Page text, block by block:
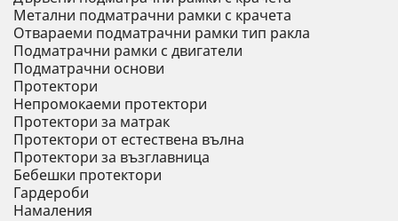
Метални подматрачни рамки с крачета
Отвараеми подматрачни рамки тип ракла
Подматрачни рамки с двигатели
Подматрачни основи
Протектори
Непромокаеми протектори
Протектори за матрак
Протектори от естествена вълна
Протектори за възглавница
Бебешки протектори
Гардероби
Намаления